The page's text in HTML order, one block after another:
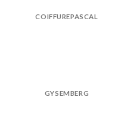
COIFFUREPASCAL
GYSEMBERG